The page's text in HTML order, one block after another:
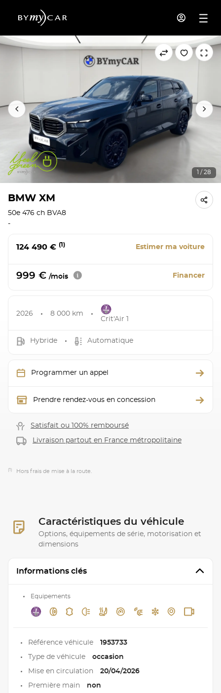
1 / 28
BMW XM
50e 476 ch BVA8
-
124 490 € (1) Estimer ma voiture
999 € /mois Financer
2026 8 000 km
Crit'Air 1
Hybride Automatique
Programmer un appel
Prendre rendez-vous en concession
Satisfait ou 100% remboursé
Livraison partout en France métropolitaine
(1) Hors frais de mise à la route.
Caractéristiques du véhicule
Options, équipements de série, motorisation et
dimensions
Informations clés
Equipements
Référence véhicule 1953733
Type de véhicule occasion
Mise en circulation 20/04/2026
Première main non